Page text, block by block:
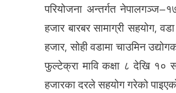
परियोजना अन्तर्गत
हजार बारबर सामाग्री सहयोग,
हजार, सोही वडामा चाउमिन
फुल्टेक्रा मावि कक्षा ८ देखि १०
हजारका दरले सहयोग गरेको